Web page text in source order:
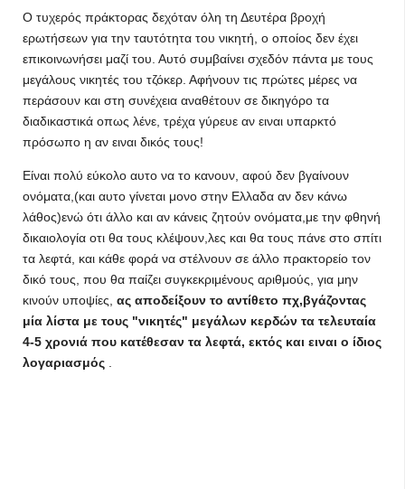
Ο τυχερός πράκτορας δεχόταν όλη τη Δευτέρα βροχή
ερωτήσεων για την ταυτότητα του νικητή, ο οποίος δεν έχει
επικοινωνήσει μαζί του. Αυτό συμβαίνει σχεδόν πάντα με τους
μεγάλους νικητές του τζόκερ. Αφήνουν τις πρώτες μέρες να
περάσουν και στη συνέχεια αναθέτουν σε δικηγόρο τα
διαδικαστικά οπως λένε, τρέχα γύρευε αν ειναι υπαρκτό
πρόσωπο η αν ειναι δικός τους!
Είναι πολύ εύκολο αυτο να το κανουν, αφού δεν βγαίνουν
ονόματα,(και αυτο γίνεται μονο στην Ελλαδα αν δεν κάνω
λάθος)ενώ ότι άλλο και αν κάνεις ζητούν ονόματα,με την φθηνή
δικαιολογία οτι θα τους κλέψουν,λες και θα τους πάνε στο σπίτι
τα λεφτά, και κάθε φορά να στέλνουν σε άλλο πρακτορείο τον
δικό τους, που θα παίζει συγκεκριμένους αριθμούς, για μην
κινούν υποψίες, ας αποδείξουν το αντίθετο πχ,βγάζοντας
μία λίστα με τους "νικητές" μεγάλων κερδών τα τελευταία
4-5 χρονιά που κατέθεσαν τα λεφτά, εκτός και ειναι ο ίδιος
λογαριασμός